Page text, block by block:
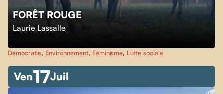
FORÊT ROUGE
Laurie Lassalle
Démocratie, Environnement, Féminisme, Lutte sociale
Ven17Juil